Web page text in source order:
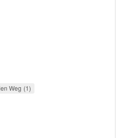
Weg 1